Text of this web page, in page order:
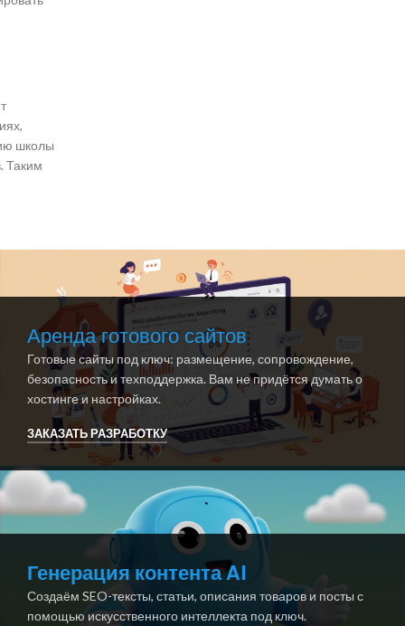
школы
Таким
Аренда готового сайтов
Готовые сайты под ключ: размещение, сопровождение,
безопасность и техподдержка. Вам не придётся думать о
хостинге и настройках.
ЗАКАЗАТЬ РАЗРАБОТКУ
Генерация контента AI
Создаём SEO-тексты, статьи, описания товаров и посты с
помощью искусственного интеллекта под ключ.